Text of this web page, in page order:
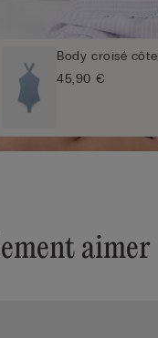
Body croisé
45,90 €
aimer